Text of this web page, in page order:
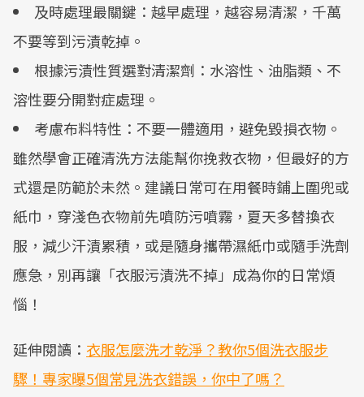
及時處理最關鍵：越早處理，越容易清潔，千萬
不要等到污漬乾掉。
根據污漬性質選對清潔劑：水溶性、油脂類、不
溶性要分開對症處理。
考慮布料特性：不要一體適用，避免毀損衣物。
雖然學會正確清洗方法能幫你挽救衣物，但最好的方
式還是防範於未然。建議日常可在用餐時鋪上圍兜或
紙巾，穿淺色衣物前先噴防污噴霧，夏天多替換衣
服，減少汗漬累積，或是隨身攜帶濕紙巾或隨手洗劑
應急，別再讓「衣服污漬洗不掉」成為你的日常煩
惱！
延伸閱讀： 衣服怎麼洗才乾淨？教你5個洗衣服步
驟！專家曝5個常見洗衣錯誤，你中了嗎？